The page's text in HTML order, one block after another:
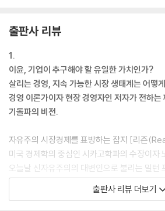
가치를 대체하기에는 무리가 있다. 오래도록 번
명한 철학을 존재 목적으로 추구하고 있다. 더
경영성과를 내는 데 몰두해야 하지만, 진정으로
향을 추구하는 기업이 실제로 훨씬 큰 성과를
쟁에 밀릴 수밖에 없다. 그것이 ‘시장의 작동원
은 거기에 적응해야 하니 노동하는 인간의 ‘기
한다. 인간적 불평등이 아니라 ‘기능적 불평등’
의 운영에 기능적 불평등성에 바탕하는 성과
생태계에서 도태될 수밖에 없다는 점을 강조한
원에서 사람은 누구나 존엄하다. 자기 일만 잘
출판사 리뷰
1.
이윤, 기업이 추구해야 할 유일한 가치인가?
살리는 경영, 지속 가능한 시장 생태계는 어떻
경영 이론가이자 현장 경영자인 저자가 전하
기돌파의 비전.
자유주의 시장경제를 표방하는 잡지 [리즌
미국 경제학의 중심인 시카고학파의 수장이
오늘날 신자유주의의 대변인으로 불리는 밀
an)과 존 매키(John Mackey)의 토론을 게재
회적 책임과 존재 이유에 대해서 극명한 입장
출판사 리뷰 더보기